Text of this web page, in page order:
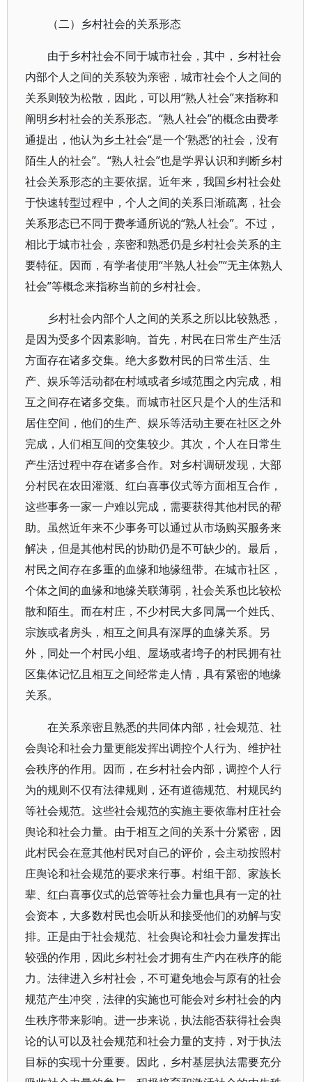
（二）乡村社会的关系形态
由于乡村社会不同于城市社会，其中，乡村社会
内部个人之间的关系较为亲密，城市社会个人之间的
关系则较为松散，因此，可以用“熟人社会”来指称和
阐明乡村社会的关系形态。“熟人社会”的概念由费孝
通提出，他认为乡土社会“是一个‘熟悉’的社会，没有
陌生人的社会”。“熟人社会”也是学界认识和判断乡村
社会关系形态的主要依据。近年来，我国乡村社会处
于快速转型过程中，个人之间的关系日渐疏离，社会
关系形态已不同于费孝通所说的“熟人社会”。不过，
相比于城市社会，亲密和熟悉仍是乡村社会关系的主
要特征。因而，有学者使用“半熟人社会”“无主体熟人
社会”等概念来指称当前的乡村社会。
乡村社会内部个人之间的关系之所以比较熟悉，
是因为受多个因素影响。首先，村民在日常生产生活
方面存在诸多交集。绝大多数村民的日常生活、生
产、娱乐等活动都在村域或者乡域范围之内完成，相
互之间存在诸多交集。而城市社区只是个人的生活和
居住空间，他们的生产、娱乐等活动主要在社区之外
完成，人们相互间的交集较少。其次，个人在日常生
产生活过程中存在诸多合作。对乡村调研发现，大部
分村民在农田灌溉、红白喜事仪式等方面相互合作，
这些事务一家一户难以完成，需要获得其他村民的帮
助。虽然近年来不少事务可以通过从市场购买服务来
解决，但是其他村民的协助仍是不可缺少的。最后，
村民之间存在多重的血缘和地缘纽带。在城市社区，
个体之间的血缘和地缘关联薄弱，社会关系也比较松
散和陌生。而在村庄，不少村民大多同属一个姓氏、
宗族或者房头，相互之间具有深厚的血缘关系。另
外，同处一个村民小组、屋场或者塆子的村民拥有社
区集体记忆且相互之间经常走人情，具有紧密的地缘
关系。
在关系亲密且熟悉的共同体内部，社会规范、社
会舆论和社会力量更能发挥出调控个人行为、维护社
会秩序的作用。因而，在乡村社会内部，调控个人行
为的规则不仅有法律规则，还有道德规范、村规民约
等社会规范。这些社会规范的实施主要依靠村庄社会
舆论和社会力量。由于相互之间的关系十分紧密，因
此村民会在意其他村民对自己的评价，会主动按照村
庄舆论和社会规范的要求来行事。村组干部、家族长
辈、红白喜事仪式的总管等社会力量也具有一定的社
会资本，大多数村民也会听从和接受他们的劝解与安
排。正是由于社会规范、社会舆论和社会力量发挥出
较强的作用，因此乡村社会才拥有生产内在秩序的能
力。法律进入乡村社会，不可避免地会与原有的社会
规范产生冲突，法律的实施也可能会对乡村社会的内
生秩序带来影响。进一步来说，执法能否获得社会舆
论的认可以及社会规范和社会力量的支持，对于执法
目标的实现十分重要。因此，乡村基层执法需要充分